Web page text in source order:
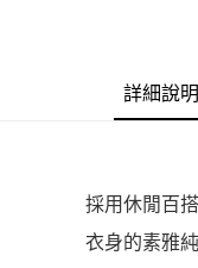
請求用戶進行身份認證。
５．嚴禁一人註冊多個帳
詳細說明
採用休閒百
衣身的素雅